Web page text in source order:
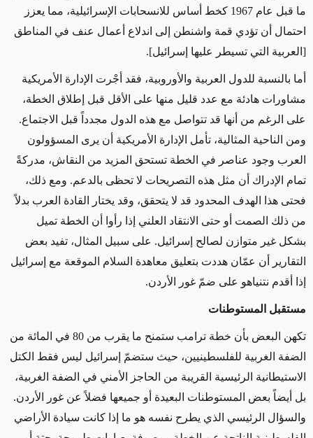
ما قبل عام 1967 كخط أساس للانسحابات الإسرائيلية، مما يعزز
احتمال أن تؤدي قمة واشنطن إلى اندلاع أعمال عنف في المناطق
[العربية التي تسيطر عليها إسرائيل].
أما بالنسبة للدول العربية والأوروبية، فقد أجْرت الإدارة الأمريكية
مشاورات هادئة مع عدد قليل منها على الأقل قبل إطلاق الخطة،
على الرغم من أنها قد تتواصل مع هذه الدول مجدداً قبل الاجتماع.
ومن الناحية المثالية، تأمل الإدارة الأمريكية أن يرى المسؤولون
العرب وجود عناصر في الخطة تستحق المزيد من النقاش، مدركةً
تمام الإدراك أن مثل هذه التصريحات لا تحظى بالدعم. ومع ذلك،
فحتى هذا الهدف المحدود قد لا يتحقق، وقد يختار القادة العرب بدلاً
من ذلك الصمت أو حتى الانتقاد العلني إذا رأوا أن الخطة تميل
بشكل غير متوازن لصالح إسرائيل. على سبيل المثال، تفيد بعض
التقارير أن عمّان هددت بتعليق معاهدة السلام الموقعة مع إسرائيل
إذا أقدم نتنياهو على ضمّ غور الأردن.
مستقبل المستوطنات
تكهن البعض بأن خطة ترامب ستمنح ما يقرب من 80 في المائة من
الضفة الغربية للفلسطينيين، حيث ستضمّ إسرائيل ليس فقط الكتل
الاستيطانية الرئيسية القريبة من الحاجز الأمني في الضفة الغربية،
بل أيضاً بعض المستوطنات البعيدة أو جميعها فضلاً عن غور الأردن.
والسؤال الرئيسي الذي يطرح نفسه هو ما إذا كانت سيادة الأراضي